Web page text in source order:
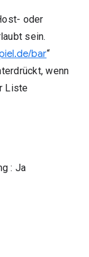
oder
sein.
bar“
wenn
Liste
: Ja